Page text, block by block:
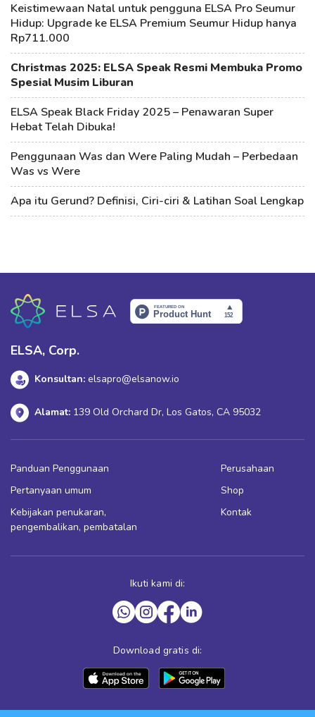
Keistimewaan Natal untuk pengguna ELSA Pro Seumur
Hidup: Upgrade ke ELSA Premium Seumur Hidup hanya
Rp711.000
Christmas 2025: ELSA Speak Resmi Membuka Promo
Spesial Musim Liburan
ELSA Speak Black Friday 2025 – Penawaran Super
Hebat Telah Dibuka!
Penggunaan Was dan Were Paling Mudah – Perbedaan
Was vs Were
Apa itu Gerund? Definisi, Ciri-ciri & Latihan Soal Lengkap
ELSA, Corp.
Konsultan: elsapro@elsanow.io
Alamat: 139 Old Orchard Dr, Los Gatos, CA 95032
Panduan Penggunaan
Pertanyaan umum
Kebijakan penukaran,
pengembalikan, pembatalan
Perusahaan
Shop
Kontak
Ikuti kami di:
Download gratis di: